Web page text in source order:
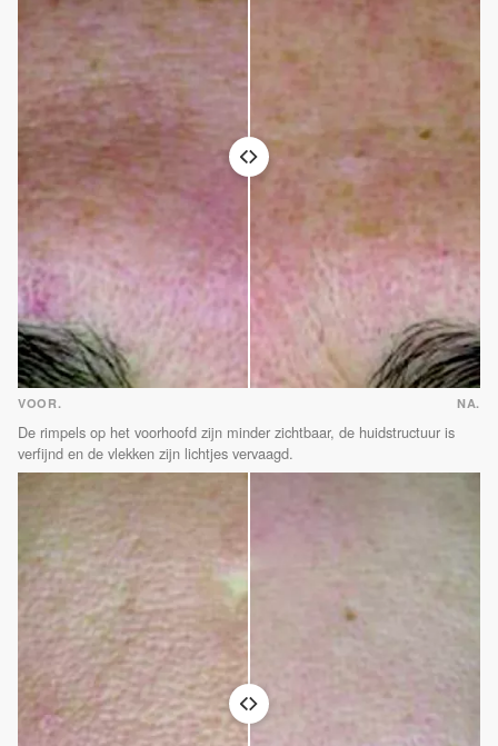
VOOR. NA.
De rimpels op het voorhoofd zijn minder zichtbaar, de huidstructuur is
verfijnd en de vlekken zijn lichtjes vervaagd.